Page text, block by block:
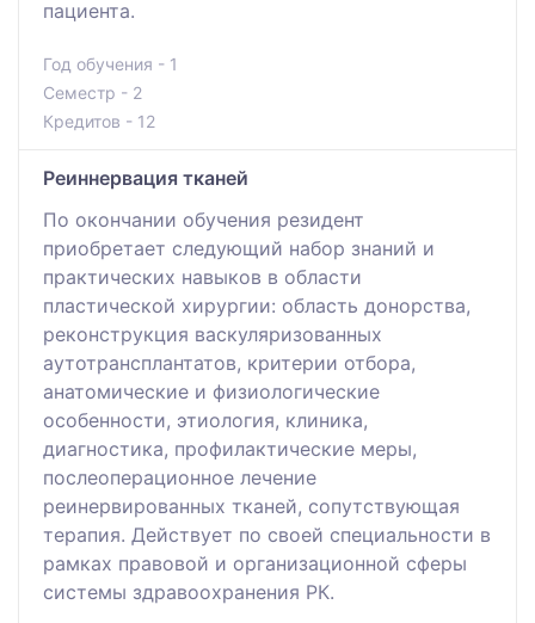
пациента.
Год обучения - 1
Семестр - 2
Кредитов - 12
Реиннервация тканей
По окончании обучения резидент
приобретает следующий набор знаний и
практических навыков в области
пластической хирургии: область донорства,
реконструкция васкуляризованных
аутотрансплантатов, критерии отбора,
анатомические и физиологические
особенности, этиология, клиника,
диагностика, профилактические меры,
послеоперационное лечение
реинервированных тканей, сопутствующая
терапия. Действует по своей специальности в
рамках правовой и организационной сферы
системы здравоохранения РК.